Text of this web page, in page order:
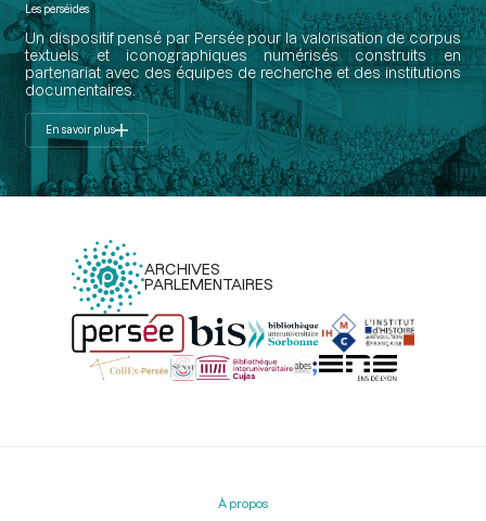
Les perséides
Un dispositif pensé par Persée pour la valorisation de corpus
textuels et iconographiques numérisés construits en
partenariat avec des équipes de recherche et des institutions
documentaires.
En savoir plus
ARCHIVES
PARLEMENTAIRES
Menu
À propos